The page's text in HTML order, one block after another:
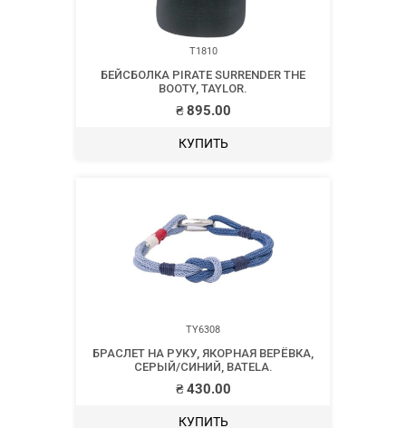
T1810
БЕЙСБОЛКА PIRATE SURRENDER THE
BOOTY, TAYLOR.
₴895.00
КУПИТЬ
TY6308
БРАСЛЕТ НА РУКУ, ЯКОРНАЯ ВЕРЁВКА,
СЕРЫЙ/СИНИЙ, BATELA.
₴430.00
КУПИТЬ